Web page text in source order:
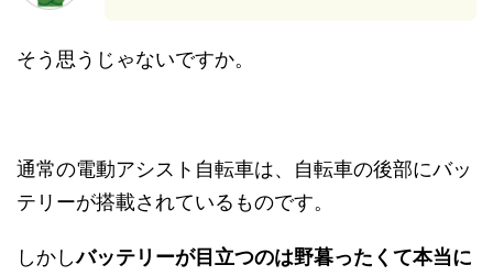
そう思うじゃないですか。
通常の電動アシスト自転車は、自転車の後部にバッ
テリーが搭載されているものです。
しかしバッテリーが目立つのは野暮ったくて本当に